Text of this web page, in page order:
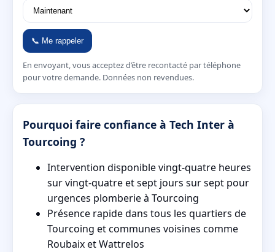
📞 Me rappeler
En envoyant, vous acceptez d’être recontacté par téléphone
pour votre demande. Données non revendues.
Pourquoi faire confiance à Tech Inter à
Tourcoing ?
Intervention disponible vingt-quatre heures
sur vingt-quatre et sept jours sur sept pour
urgences plomberie à Tourcoing
Présence rapide dans tous les quartiers de
Tourcoing et communes voisines comme
Roubaix et Wattrelos